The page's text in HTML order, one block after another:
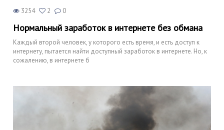
3254 2 0
Нормальный заработок в интернете без обмана
Каждый второй человек, у которого есть время, и есть доступ к
интернету, пытается найти доступный заработок в интернете. Но, к
сожалению, в интернете б